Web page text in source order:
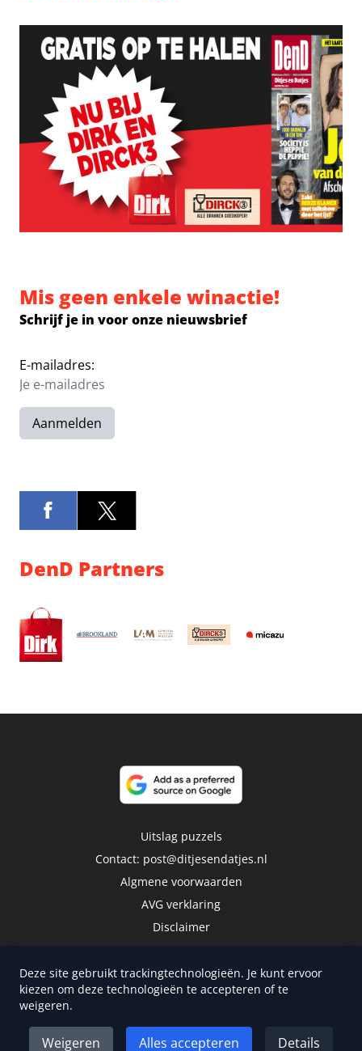
Mis geen enkele winactie!
Schrijf je in voor onze nieuwsbrief
E-mailadres:
Aanmelden
DenD Partners
Uitslag puzzels
Contact: post@ditjesendatjes.nl
Algmene voorwaarden
AVG verklaring
Disclaimer
Deze site gebruikt trackingtechnologieën. Je kunt ervoor
kiezen om deze technologieën te accepteren of te
weigeren.
Weigeren Alles accepteren Details